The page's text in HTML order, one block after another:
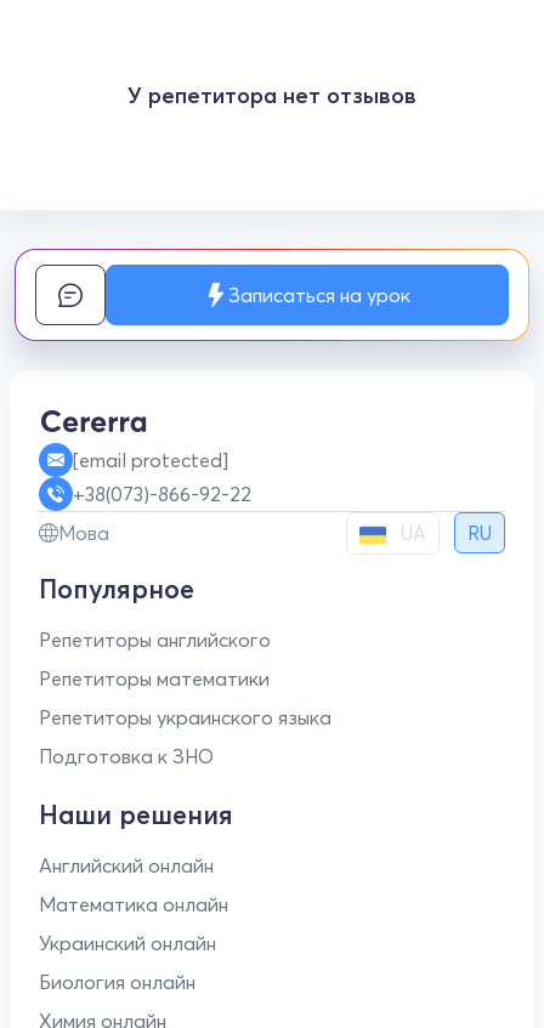
У репетитора нет отзывов
Записаться на урок
[email protected]
+38(073)-866-92-22
Мова
UA RU
Популярное
Репетиторы английского
Репетиторы математики
Репетиторы украинского языка
Подготовка к ЗНО
Наши решения
Английский онлайн
Математика онлайн
Украинский онлайн
Биология онлайн
Химия онлайн